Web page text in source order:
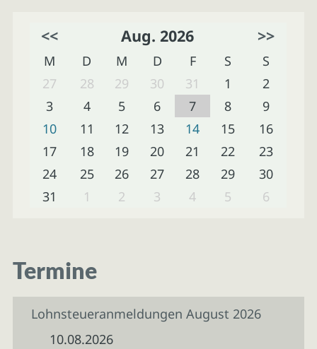
<< Aug. 2026 >>
M D M D F S
S
27
28 29 30 31 1
2
3
4 5 6 7 8
9
10
11 12 13 14 15
16
17
18 19 20 21 22
23
24
25 26 27 28 29
30
31
1 2 3 4 5 6
Termine
Lohnsteueranmeldungen August 2026
10.08.2026